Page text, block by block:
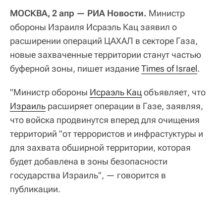
МОСКВА, 2 апр — РИА Новости. Министр
обороны Израиля Исраэль Кац заявил о
расширении операций ЦАХАЛ в секторе Газа,
новые захваченные территории станут частью
буферной зоны, пишет изданиеTimes of Israel.
"Министр обороны Исраэль Кацобъявляет, что
Израиль расширяет операции в Газе, заявляя,
что войска продвинутся вперед для очищения
территорий "от террористов и инфрастуктуры и
для захвата обширной территории, которая
будет добавлена в зоны безопасности
государства Израиль", — говорится в
публикации.